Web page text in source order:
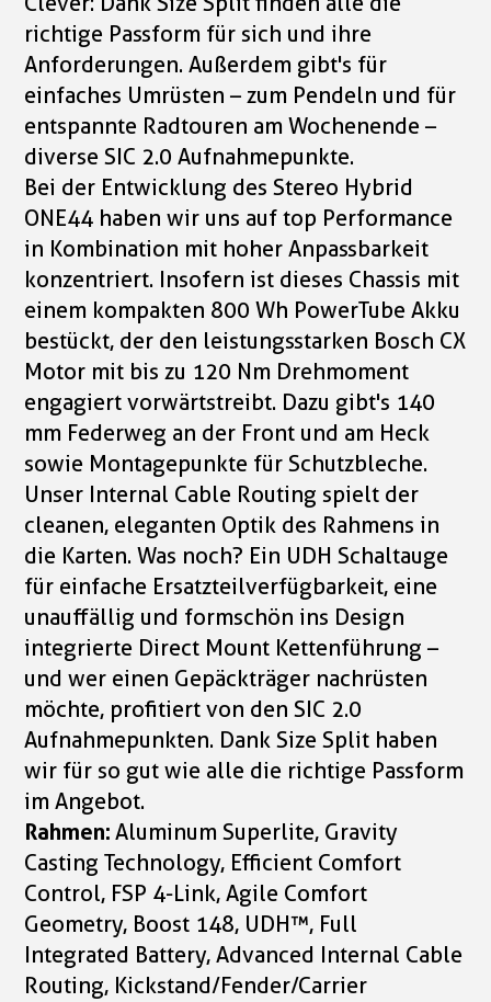
richtige Passform für sich und ihre
Anforderungen. Außerdem gibt's für
einfaches Umrüsten – zum Pendeln und für
entspannte Radtouren am Wochenende –
diverse SIC 2.0 Aufnahmepunkte.
Bei der Entwicklung des Stereo Hybrid
ONE44 haben wir uns auf top Performance
in Kombination mit hoher Anpassbarkeit
konzentriert. Insofern ist dieses Chassis mit
einem kompakten 800 Wh PowerTube Akku
bestückt, der den leistungsstarken Bosch CX
Motor mit bis zu 120 Nm Drehmoment
engagiert vorwärtstreibt. Dazu gibt's 140
mm Federweg an der Front und am Heck
sowie Montagepunkte für Schutzbleche.
Unser Internal Cable Routing spielt der
cleanen, eleganten Optik des Rahmens in
die Karten. Was noch? Ein UDH Schaltauge
für einfache Ersatzteilverfügbarkeit, eine
unauffällig und formschön ins Design
integrierte Direct Mount Kettenführung –
und wer einen Gepäckträger nachrüsten
möchte, profitiert von den SIC 2.0
Aufnahmepunkten. Dank Size Split haben
wir für so gut wie alle die richtige Passform
im Angebot.
Rahmen:Aluminum Superlite, Gravity
Casting Technology, Efficient Comfort
Control, FSP 4-Link, Agile Comfort
Geometry, Boost 148, UDH™, Full
Integrated Battery, Advanced Internal Cable
Routing, Kickstand/Fender/Carrier